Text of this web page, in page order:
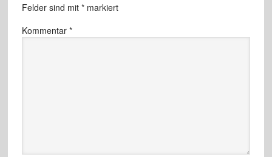
Felder sind mit *markiert
Kommentar *